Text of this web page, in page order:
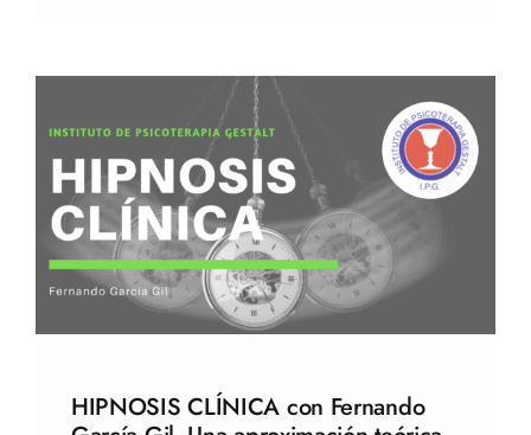
HIPNOSIS CLÍNICA con Fernando